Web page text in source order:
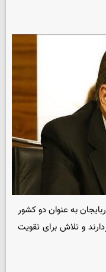
به عنوان دو کشور
و تلاش برای تقویت